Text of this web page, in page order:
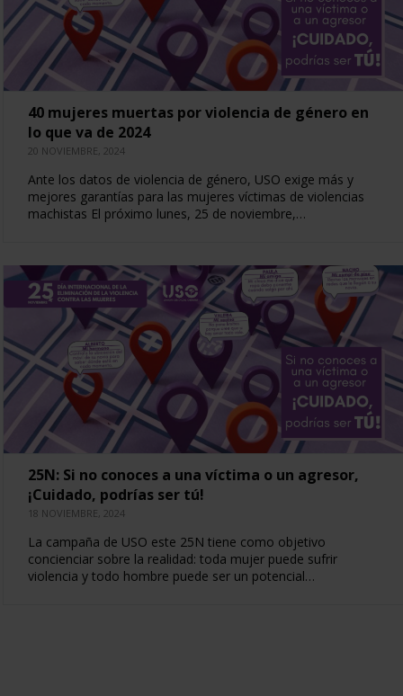
40 mujeres muertas por violencia de género en
lo que va de 2024
20 NOVIEMBRE, 2024
Ante los datos de violencia de género, USO exige más y
mejores garantías para las mujeres víctimas de violencias
machistas El próximo lunes, 25 de noviembre,…
25N: Si no conoces a una víctima o un agresor,
¡Cuidado, podrías ser tú!
18 NOVIEMBRE, 2024
La campaña de USO este 25N tiene como objetivo
concienciar sobre la realidad: toda mujer puede sufrir
violencia y todo hombre puede ser un potencial…